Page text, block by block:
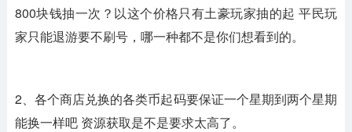
800块钱抽一次？以这个价格只有土豪玩家抽的起 平民玩
家只能退游要不刷号，哪一种都不是你们想看到的。
2、各个商店兑换的各类币起码要保证一个星期到两个星期
能换一样吧 资源获取是不是要求太高了。